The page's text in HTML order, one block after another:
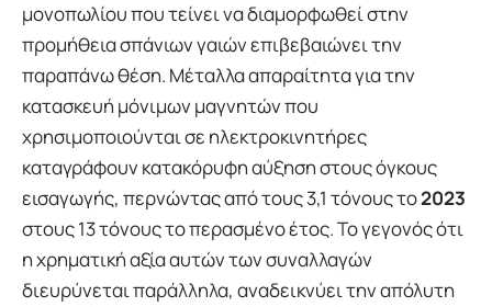
μονοπωλίου που τείνει να διαμορφωθεί στην
προμήθεια σπάνιων γαιών επιβεβαιώνει την
παραπάνω θέση. Μέταλλα απαραίτητα για την
κατασκευή μόνιμων μαγνητών που
χρησιμοποιούνται σε ηλεκτροκινητήρες
καταγράφουν κατακόρυφη αύξηση στους όγκους
εισαγωγής, περνώντας από τους 3,1 τόνους το2023
στους 13 τόνους το περασμένο έτος. Το γεγονός ότι
η χρηματική αξία αυτών των συναλλαγών
διευρύνεται παράλληλα, αναδεικνύει την απόλυτη